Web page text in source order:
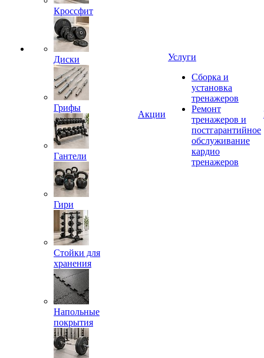
Кроссфит
Диски
Грифы
Гантели
Гири
Стойки для
хранения
Напольные
покрытия
Акции
Услуги
Сборка и
установка
тренажеров
Ремонт
тренажеров и
постгарантийное
обслуживание
кардио
тренажеров